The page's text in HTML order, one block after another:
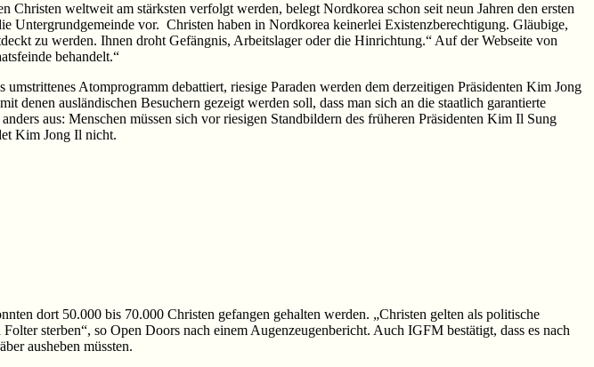
weltweit am stärksten verfolgt werden, belegt Nordkorea schon seit neun Jahren den ersten
Untergrundgemeinde vor. Christen haben in Nordkorea keinerlei Existenzberechtigung. Gläubige,
zu werden. Ihnen droht Gefängnis, Arbeitslager oder die Hinrichtung.“ Auf der Webseite von
behandelt.“
Atomprogramm debattiert, riesige Paraden werden dem derzeitigen Präsidenten Kim Jong
ausländischen Besuchern gezeigt werden soll, dass man sich an die staatlich garantierte
aus: Menschen müssen sich vor riesigen Standbildern des früheren Präsidenten Kim Il Sung
Kim Jong Il nicht.
dort 50.000 bis 70.000 Christen gefangen gehalten werden. „Christen gelten als politische
sterben“, so Open Doors nach einem Augenzeugenbericht. Auch IGFM bestätigt, dass es nach
ausheben müssten.